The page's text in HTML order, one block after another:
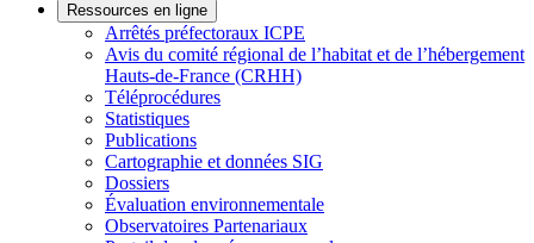
Ressources en ligne
Arrêtés préfectoraux ICPE
Avis du comité régional de l’habitat et de l’hébergement
Hauts-de-France (CRHH)
Téléprocédures
Statistiques
Publications
Cartographie et données SIG
Dossiers
Évaluation environnementale
Observatoires Partenariaux